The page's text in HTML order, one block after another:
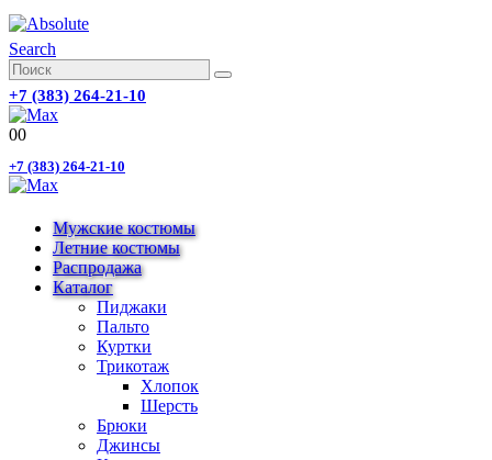
Search
+7 (383) 264-21-10
00
+7 (383) 264-21-10
Мужские костюмы
Летние костюмы
Распродажа
Каталог
Пиджаки
Пальто
Куртки
Трикотаж
Хлопок
Шерсть
Брюки
Джинсы